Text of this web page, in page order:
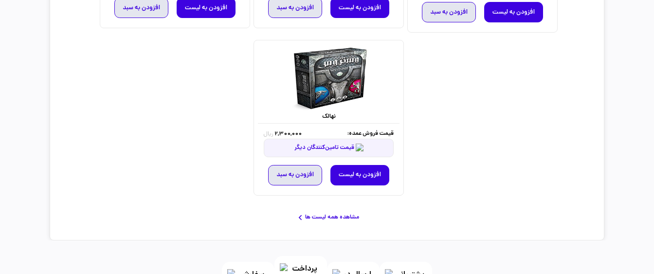
افزودن به لیست افزودن به سبد افزودن به لیست افزودن به سبد افزودن به لیست افزودن به سبد
نهالک
قیمت فروش عمده:
2,300,000 ریال
قیمت تامین‌کنندگان دیگر
افزودن به لیست افزودن به سبد
مشاهده همه لیست ها